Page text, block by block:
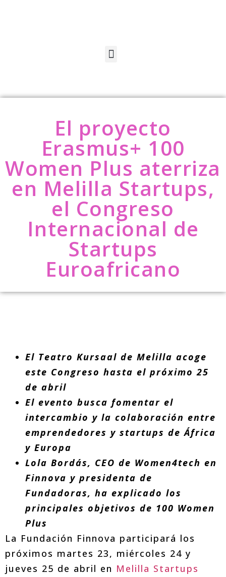
El proyecto
Erasmus+ 100
Women Plus aterriza
en Melilla Startups,
el Congreso
Internacional de
Startups
Euroafricano
El Teatro Kursaal de Melilla acoge
este Congreso hasta el próximo 25
de abril
El evento busca fomentar el
intercambio y la colaboración entre
emprendedores y startups de África
y Europa
Lola Bordás, CEO de Women4tech en
Finnova y presidenta de
Fundadoras, ha explicado los
principales objetivos de 100 Women
Plus
La Fundación Finnova participará los
próximos martes 23, miércoles 24 y
jueves 25 de abril en Melilla Startups